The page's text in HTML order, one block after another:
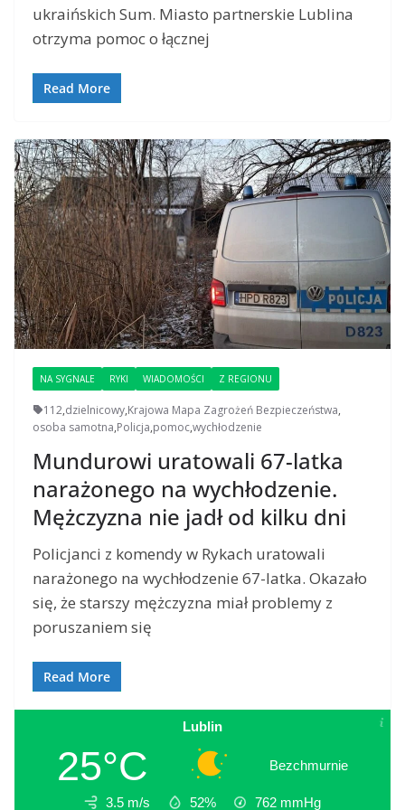
ukraińskich Sum. Miasto partnerskie Lublina
otrzyma pomoc o łącznej
Read More
NA SYGNALE RYKI WIADOMOŚCI Z REGIONU
112,dzielnicowy,Krajowa Mapa Zagrożeń Bezpieczeństwa,
osoba samotna,Policja,pomoc,wychłodzenie
Mundurowi uratowali 67-latka
narażonego na wychłodzenie.
Mężczyzna nie jadł od kilku dni
Policjanci z komendy w Rykach uratowali
narażonego na wychłodzenie 67-latka. Okazało
się, że starszy mężczyzna miał problemy z
poruszaniem się
Read More
Lublin
25°C Bezchmurnie
3.5 m/s 52% 762 mmHg